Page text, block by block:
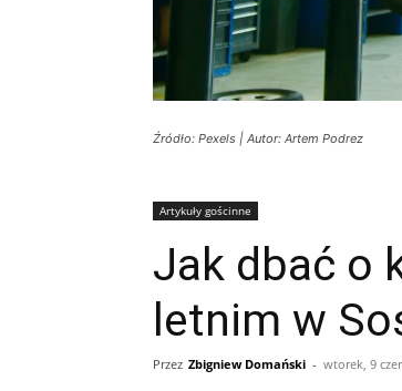
Źródło: Pexels | Autor: Artem Podrez
Artykuły gościnne
Jak dbać o
letnim w
Przez Zbigniew Domański - wtorek, 9